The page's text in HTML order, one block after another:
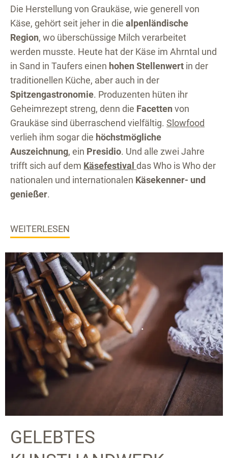
Die Herstellung von Graukäse, wie generell von
Käse, gehört seit jeher in die alpenländische
Region, wo überschüssige Milch verarbeitet
werden musste. Heute hat der Käse im Ahrntal und
in Sand in Taufers einen hohen Stellenwert in der
traditionellen Küche, aber auch in der
Spitzengastronomie. Produzenten hüten ihr
Geheimrezept streng, denn die Facetten von
Graukäse sind überraschend vielfältig. Slowfood
verlieh ihm sogar die höchstmögliche
Auszeichnung, ein Presidio. Und alle zwei Jahre
trifft sich auf dem Käsefestival das Who is Who der
nationalen und internationalen Käsekenner- und
genießer.
WEITERLESEN
GELEBTES